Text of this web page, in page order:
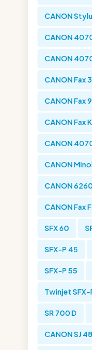
CANON
CANON
CANON
CANON Fax
CANON Fax
CANON Fax
CANON
CANON
CANON
CANON Fax
SFX 60
SFX-P 45
SFX-P 55
Twinjet
SR 700 D
CANON SJ 48